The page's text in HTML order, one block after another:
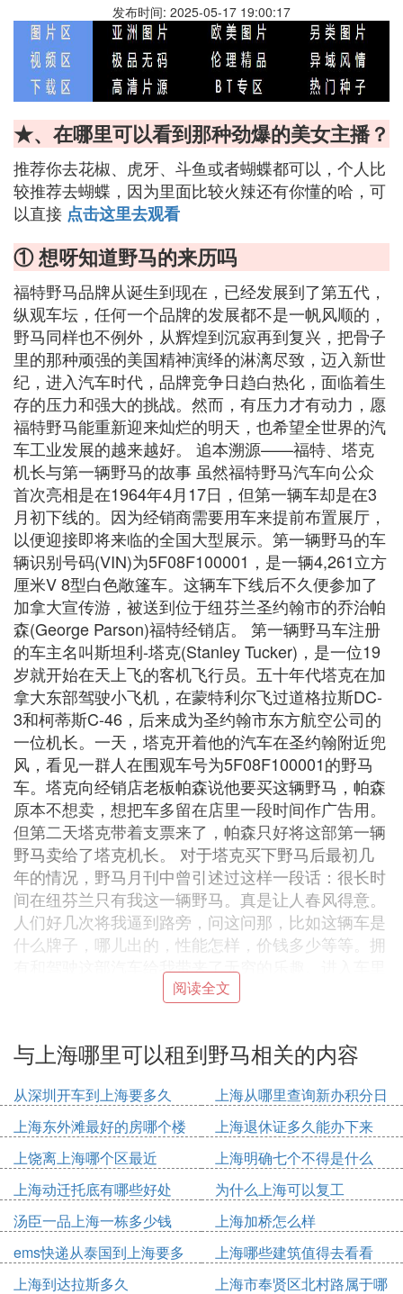
发布时间: 2025-05-17 19:00:17
★、在哪里可以看到那种劲爆的美女主播？
推荐你去花椒、虎牙、斗鱼或者蝴蝶都可以，个人比
较推荐去蝴蝶，因为里面比较火辣还有你懂的哈，可
以直接 点击这里去观看
① 想呀知道野马的来历吗
福特野马品牌从诞生到现在，已经发展到了第五代，
纵观车坛，任何一个品牌的发展都不是一帆风顺的，
野马同样也不例外，从辉煌到沉寂再到复兴，把骨子
里的那种顽强的美国精神演绎的淋漓尽致，迈入新世
纪，进入汽车时代，品牌竞争日趋白热化，面临着生
存的压力和强大的挑战。然而，有压力才有动力，愿
福特野马能重新迎来灿烂的明天，也希望全世界的汽
车工业发展的越来越好。 追本溯源——福特、塔克
机长与第一辆野马的故事 虽然福特野马汽车向公众
首次亮相是在1964年4月17日，但第一辆车却是在3
月初下线的。因为经销商需要用车来提前布置展厅，
以便迎接即将来临的全国大型展示。第一辆野马的车
辆识别号码(VIN)为5F08F100001，是一辆4,261立方
厘米V 8型白色敞篷车。这辆车下线后不久便参加了
加拿大宣传游，被送到位于纽芬兰圣约翰市的乔治帕
森(George Parson)福特经销店。 第一辆野马车注册
的车主名叫斯坦利-塔克(Stanley Tucker)，是一位19
岁就开始在天上飞的客机飞行员。五十年代塔克在加
拿大东部驾驶小飞机，在蒙特利尔飞过道格拉斯DC-
3和柯蒂斯C-46，后来成为圣约翰市东方航空公司的
一位机长。一天，塔克开着他的汽车在圣约翰附近兜
风，看见一群人在围观车号为5F08F100001的野马
车。塔克向经销店老板帕森说他要买这辆野马，帕森
原本不想卖，想把车多留在店里一段时间作广告用。
但第二天塔克带着支票来了，帕森只好将这部第一辆
野马卖给了塔克机长。 对于塔克买下野马后最初几
年的情况，野马月刊中曾引述过这样一段话：很长时
间在纽芬兰只有我这一辆野马。真是让人春风得意。
人们好几次将我逼到路旁，问这问那，比如这辆车是
什么牌子，哪儿出的，性能怎样，价钱多少等等。拥
有和驾驶这部汽车给我带来了无穷的乐趣。进入车里
有进入驾驶舱的感觉，我觉得和开飞机差不多。塔克
无意中买下这部有历史意义的汽车后不久，福特公司
汽车已经不在自己手中了。福特执意要把车购回，但
它行驶了16,100公里。 与此同时，福特野马的销售
更加火爆。野马之前，福特的畅销纪录由Falcon占据
首位，在两年零16天内共生产了一百万辆。野马在不
到一年的时间内便生产了一百万辆，打破了这个纪
录。 由于要进行第一百万辆福特野马下线的庆典活
动，福特向塔克正式提出了一个交换条件：用第一百
万辆野马交换第一辆野马。在1966年3月2日，在迪
尔伯恩举行的第一百万辆野马下线庆典上，塔克和福
特公司的主管们一起站到了装配线的终点。 后来福
阅读全文
与上海哪里可以租到野马相关的内容
从深圳开车到上海要多久
上海从哪里查询新办积分日
期
上海东外滩最好的房哪个楼
上海退休证多久能办下来
上饶离上海哪个区最近
上海明确七个不得是什么
上海动迁托底有哪些好处
为什么上海可以复工
汤臣一品上海一栋多少钱
上海加桥怎么样
ems快递从泰国到上海要多
久
上海哪些建筑值得去看看
上海到达拉斯多久
上海市奉贤区北村路属于哪